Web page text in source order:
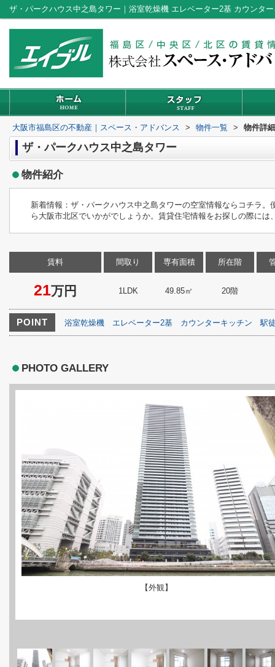
大阪市福島区の不動産｜スペース・アドバンス > 物件一覧 > 物件詳細
ザ・パークハウス中之島タワー
物件紹介
新着情報：ザ・パークハウス中之島タワーの空室情報ならコチラ
ら大阪市北区でいかがでしょうか。賃貸住宅情報をお探しの際に
賃料
21万円
間取り
1LDK
専有面積
49.85㎡
所在階
20階
POINT 浴室乾燥機 エレベーター2基 カウンターキッチン 駅
PHOTO GALLERY
【外観】